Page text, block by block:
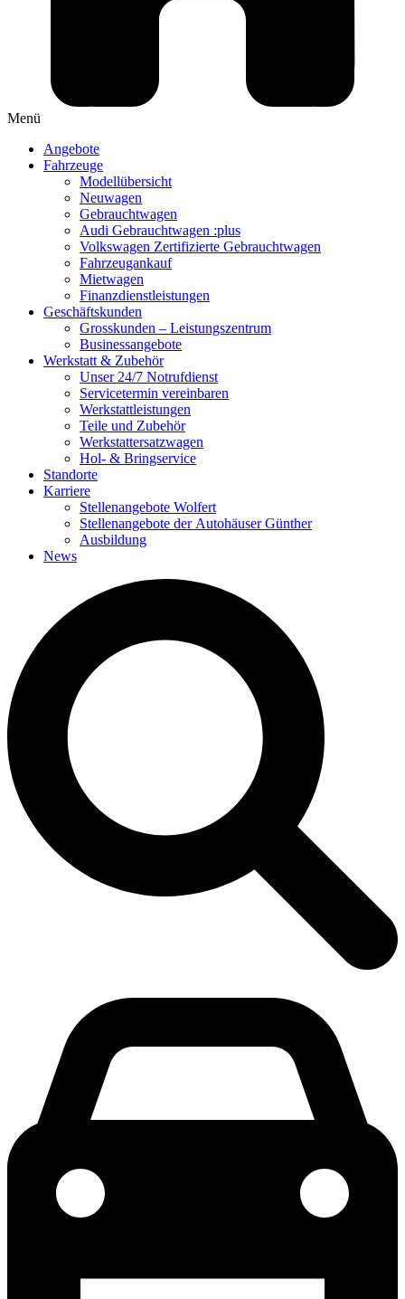
Menü
Angebote
Fahrzeuge
Modellübersicht
Neuwagen
Gebrauchtwagen
Audi Gebrauchtwagen :plus
Volkswagen Zertifizierte Gebrauchtwagen
Fahrzeugankauf
Mietwagen
Finanzdienstleistungen
Geschäftskunden
Grosskunden – Leistungszentrum
Businessangebote
Werkstatt & Zubehör
Unser 24/7 Notrufdienst
Servicetermin vereinbaren
Werkstattleistungen
Teile und Zubehör
Werkstattersatzwagen
Hol- & Bringservice
Standorte
Karriere
Stellenangebote Wolfert
Stellenangebote der Autohäuser Günther
Ausbildung
News